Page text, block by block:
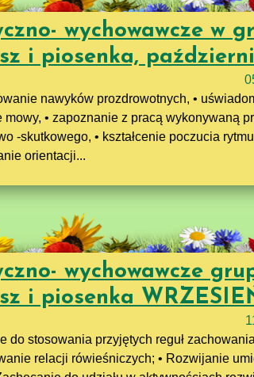
wychowawcze w
i piosenka,
nawyków prozdrowotnych, •
• zapoznanie z pracą wykonywaną
-skutkowego, • kształcenie poczucia
orientacji...
wychowawcze
i piosenka
do stosowania przyjętych reguł
relacji rówieśniczych; • Rozwijanie